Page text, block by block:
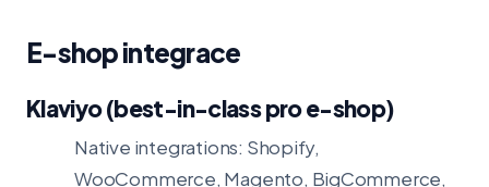
E-shop integrace
Klaviyo (best-in-class pro e-shop)
Native integrations: Shopify,
WooCommerce, Magento, BigCommerce,